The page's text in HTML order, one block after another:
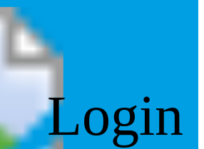
Login